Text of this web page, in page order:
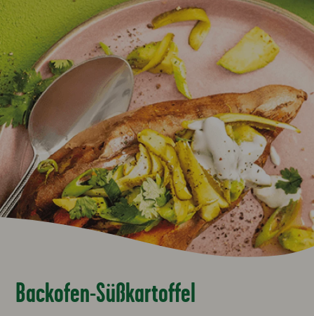
Backofen-Süßkartoffel